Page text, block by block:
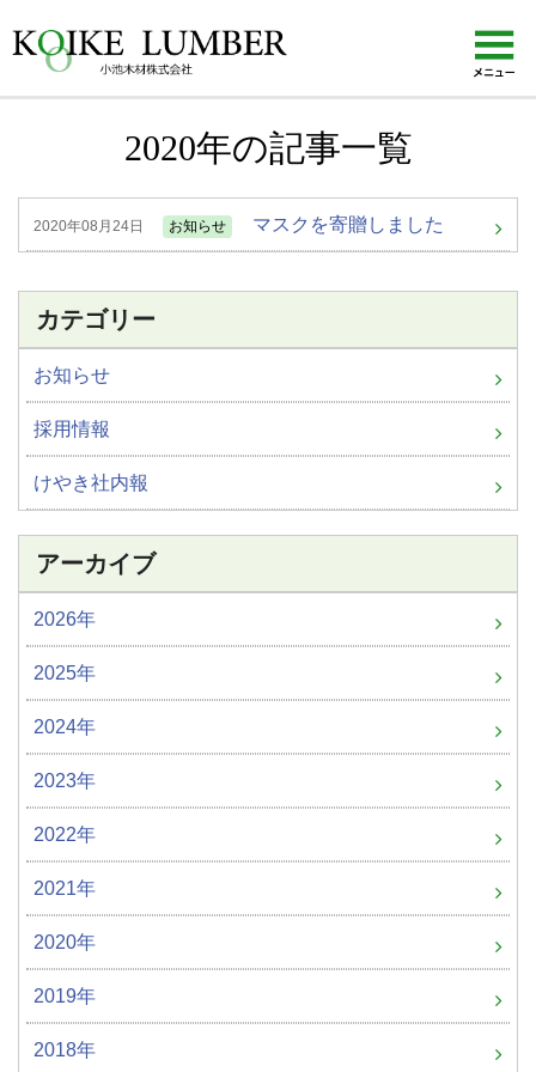
KOIKE LUMBER 小池木材株式会社
2020年の記事一覧
2020年08月24日 お知らせ マスクを寄贈しました
カテゴリー
お知らせ
採用情報
けやき社内報
アーカイブ
2026年
2025年
2024年
2023年
2022年
2021年
2020年
2019年
2018年